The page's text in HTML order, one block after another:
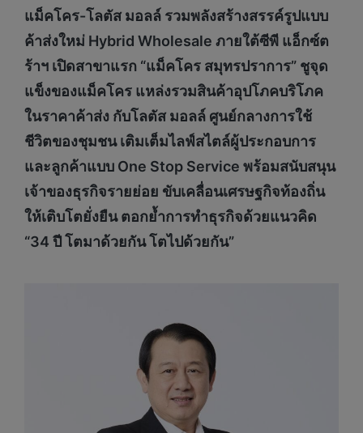
แม็คโคร-โลตัส มอลล์ รวมพลังสร้างสรรค์รูปแบบ
ค้าส่งใหม่ Hybrid Wholesale ภายใต้ซีพี แอ็กซ์ต
ร้าฯ เปิดสาขาแรก “แม็คโคร สมุทรปราการ” ชูจุด
แข็งของแม็คโคร แหล่งรวมสินค้าอุปโภคบริโภค
ในราคาค้าส่ง กับโลตัส มอลล์ ศูนย์กลางการใช้
ชีวิตของชุมชน เติมเต็มไลฟ์สไตล์ผู้ประกอบการ
และลูกค้าแบบ One Stop Service พร้อมสนับสนุน
เจ้าของธุรกิจรายย่อย ขับเคลื่อนเศรษฐกิจท้องถิ่น
ให้เติบโตยั่งยืน ตอกย้ำการทำธุรกิจด้วยแนวคิด
“34 ปี โตมาด้วยกัน โตไปด้วยกัน”